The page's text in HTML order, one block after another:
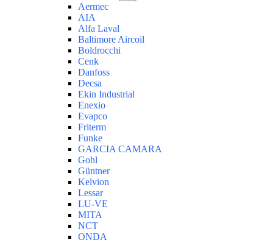
Aermec
AIA
Alfa Laval
Baltimore Aircoil
Boldrocchi
Cenk
Danfoss
Decsa
Ekin Industrial
Enexio
Evapco
Friterm
Funke
GARCIA CAMARA
Gohl
Güntner
Kelvion
Lessar
LU-VE
MITA
NCT
ONDA